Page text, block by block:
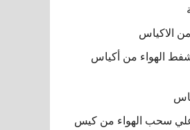
الاكياس
الهواء من أكياس
علي سحب الهواء من كيس